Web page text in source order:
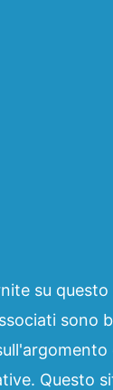
su questo
sono
Questo